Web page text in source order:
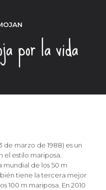
por la vida
de marzo de 1988) es un
el estilo mariposa.
mundial de los 50 m
tiene la tercera mejor
100 m mariposa. En 2010